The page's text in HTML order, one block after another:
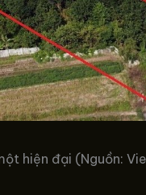
hiện đại (Nguồn: